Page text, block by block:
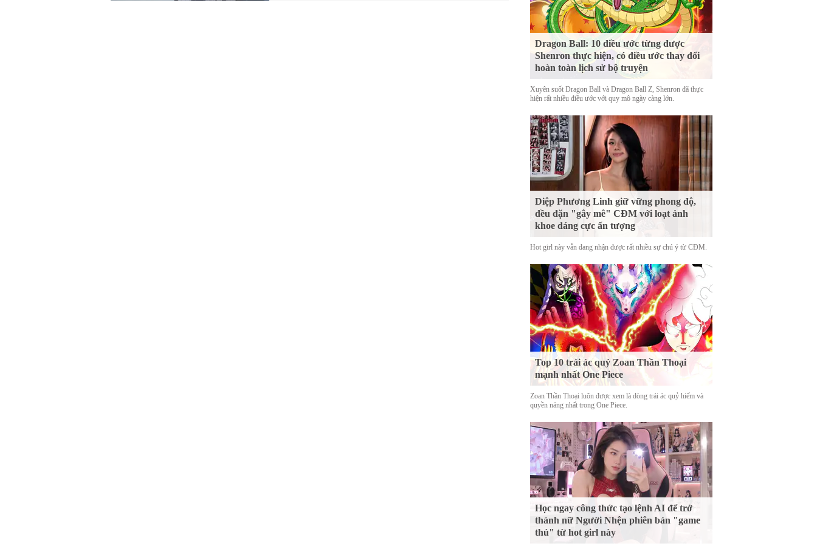
Dragon Ball: 10 điều ước từng được
Shenron thực hiện, có điều ước thay đổi
hoàn toàn lịch sử bộ truyện
Xuyên suốt Dragon Ball và Dragon Ball Z, Shenron đã thực
hiện rất nhiều điều ước với quy mô ngày càng lớn.
Diệp Phương Linh giữ vững phong độ,
đều đặn "gây mê" CĐM với loạt ảnh
khoe dáng cực ấn tượng
Hot girl này vẫn đang nhận được rất nhiều sự chú ý từ CĐM.
Top 10 trái ác quỷ Zoan Thần Thoại
mạnh nhất One Piece
Zoan Thần Thoại luôn được xem là dòng trái ác quỷ hiếm và
quyền năng nhất trong One Piece.
Học ngay công thức tạo lệnh AI để trở
thành nữ Người Nhện phiên bản "game
thủ" từ hot girl này